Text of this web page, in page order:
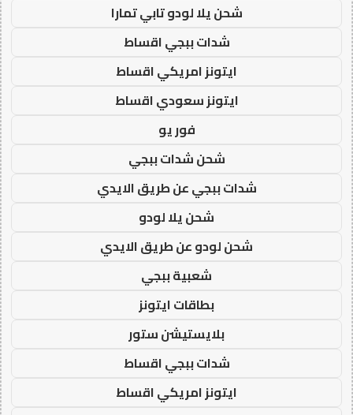
شحن يلا لودو تابي تمارا
شدات ببجي اقساط
ايتونز امريكي اقساط
ايتونز سعودي اقساط
فور يو
شحن شدات ببجي
شدات ببجي عن طريق الايدي
شحن يلا لودو
شحن لودو عن طريق الايدي
شعبية ببجي
بطاقات ايتونز
بلايستيشن ستور
شدات ببجي اقساط
ايتونز امريكي اقساط